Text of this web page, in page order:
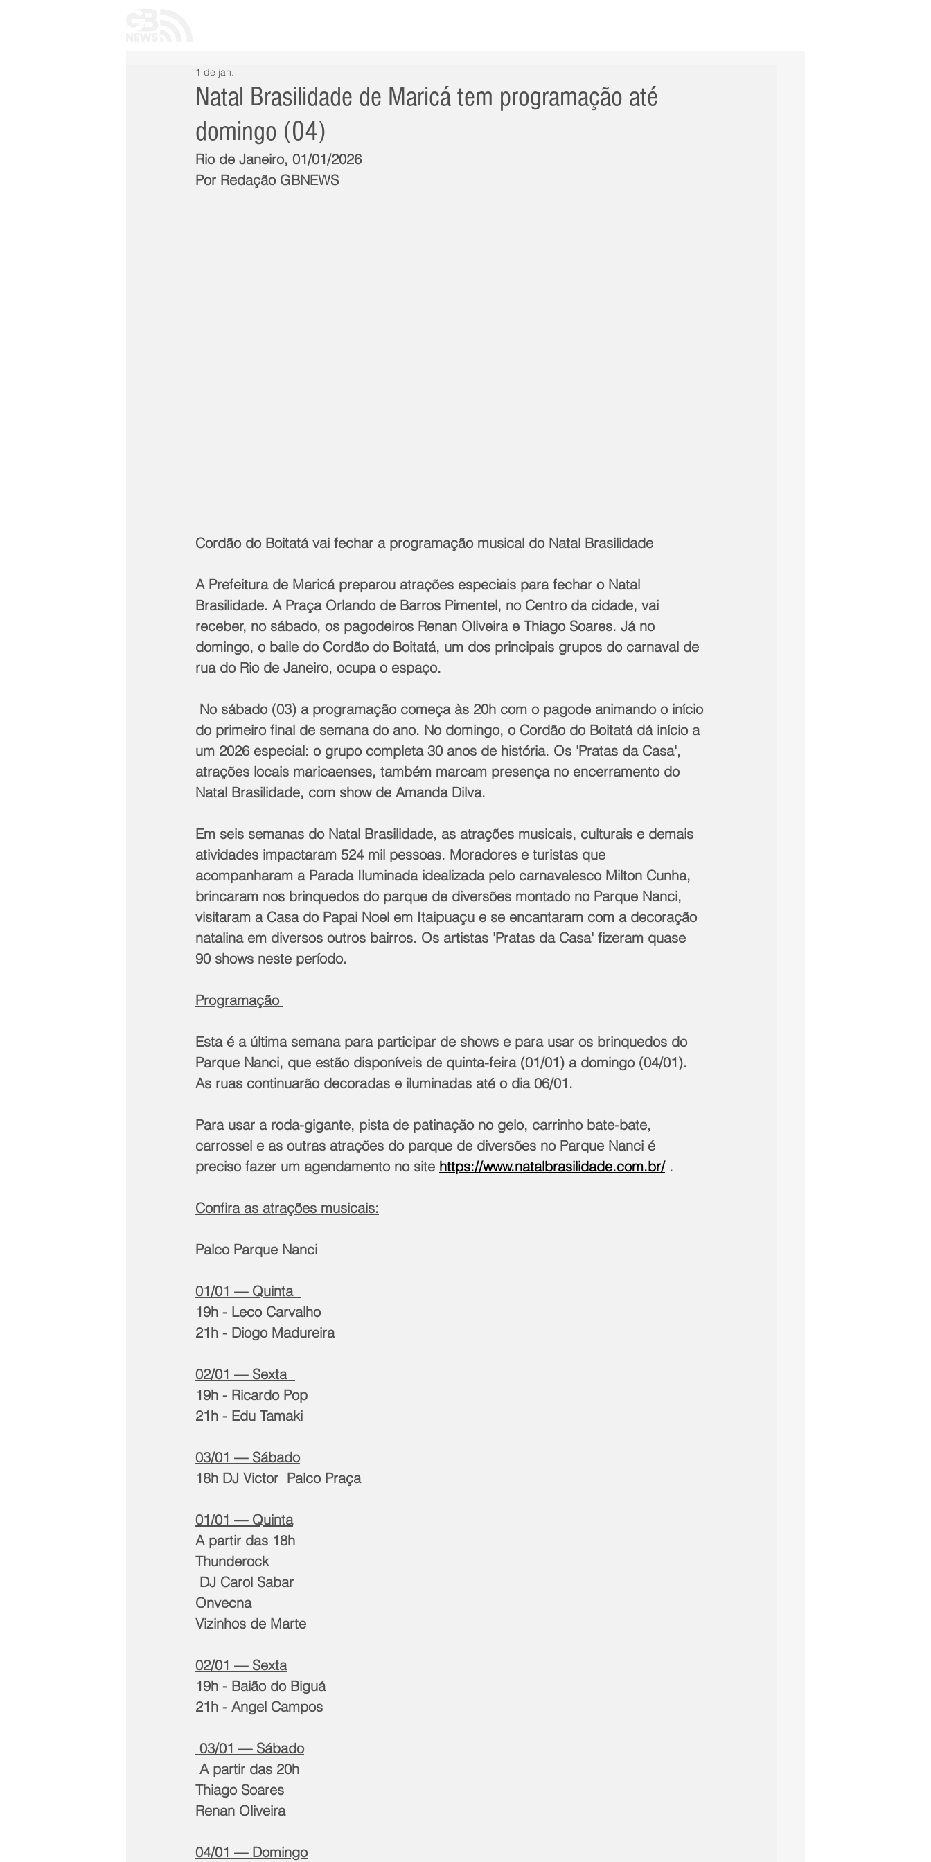
Natal Brasilidade de Maricá tem programação até
domingo (04)
1 de jan.
Rio de Janeiro, 01/01/2026
Por Redação GBNEWS
Cordão do Boitatá vai fechar a programação musical do Natal Brasilidade
A Prefeitura de Maricá preparou atrações especiais para fechar o Natal
Brasilidade. A Praça Orlando de Barros Pimentel, no Centro da cidade, vai
receber, no sábado, os pagodeiros Renan Oliveira e Thiago Soares. Já no
domingo, o baile do Cordão do Boitatá, um dos principais grupos do carnaval de
rua do Rio de Janeiro, ocupa o espaço.
No sábado (03) a programação começa às 20h com o pagode animando o início
do primeiro final de semana do ano. No domingo, o Cordão do Boitatá dá início a
um 2026 especial: o grupo completa 30 anos de história. Os 'Pratas da Casa',
atrações locais maricaenses, também marcam presença no encerramento do
Natal Brasilidade, com show de Amanda Dilva.
Em seis semanas do Natal Brasilidade, as atrações musicais, culturais e demais
atividades impactaram 524 mil pessoas. Moradores e turistas que
acompanharam a Parada Iluminada idealizada pelo carnavalesco Milton Cunha,
brincaram nos brinquedos do parque de diversões montado no Parque Nanci,
visitaram a Casa do Papai Noel em Itaipuaçu e se encantaram com a decoração
natalina em diversos outros bairros. Os artistas 'Pratas da Casa' fizeram quase
90 shows neste período.
Programação
Esta é a última semana para participar de shows e para usar os brinquedos do
Parque Nanci, que estão disponíveis de quinta-feira (01/01) a domingo (04/01).
As ruas continuarão decoradas e iluminadas até o dia 06/01.
Para usar a roda-gigante, pista de patinação no gelo, carrinho bate-bate,
carrossel e as outras atrações do parque de diversões no Parque Nanci é
preciso fazer um agendamento no site https://www.natalbrasilidade.com.br/ .
Confira as atrações musicais:
Palco Parque Nanci
01/01 — Quinta
19h - Leco Carvalho
21h - Diogo Madureira
02/01 — Sexta
19h - Ricardo Pop
21h - Edu Tamaki
03/01 — Sábado
18h DJ Victor  Palco Praça
01/01 — Quinta
A partir das 18h
Thunderock
DJ Carol Sabar
Onvecna
Vizinhos de Marte
02/01 — Sexta
19h - Baião do Biguá
21h - Angel Campos
03/01 — Sábado
A partir das 20h
Thiago Soares
Renan Oliveira
04/01 — Domingo